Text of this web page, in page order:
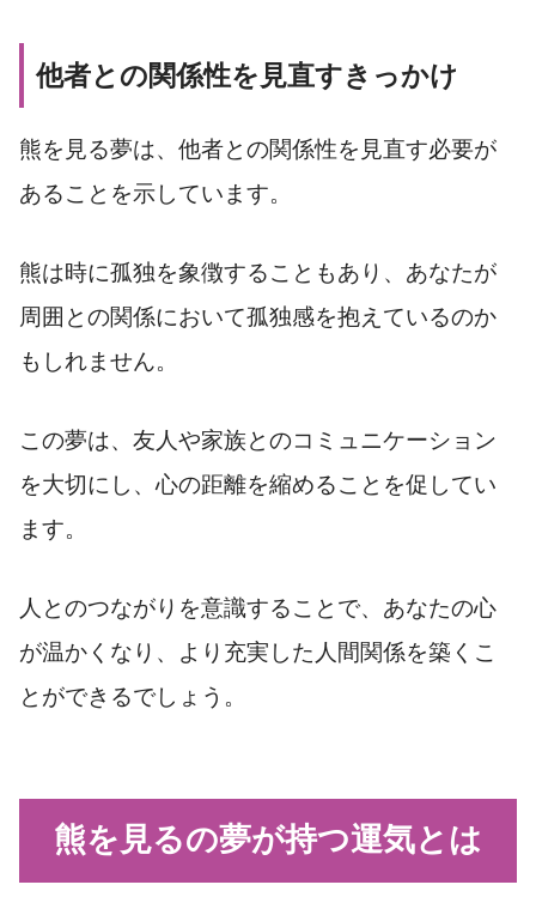
他者との関係性を見直すきっかけ
熊を見る夢は、他者との関係性を見直す必要が
あることを示しています。
熊は時に孤独を象徴することもあり、あなたが
周囲との関係において孤独感を抱えているのか
もしれません。
この夢は、友人や家族とのコミュニケーション
を大切にし、心の距離を縮めることを促してい
ます。
人とのつながりを意識することで、あなたの心
が温かくなり、より充実した人間関係を築くこ
とができるでしょう。
熊を見るの夢が持つ運気とは